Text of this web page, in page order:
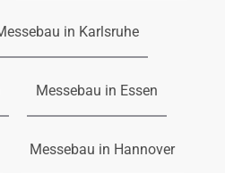
in Karlsruhe
Messebau in Essen
Messebau in Hannover